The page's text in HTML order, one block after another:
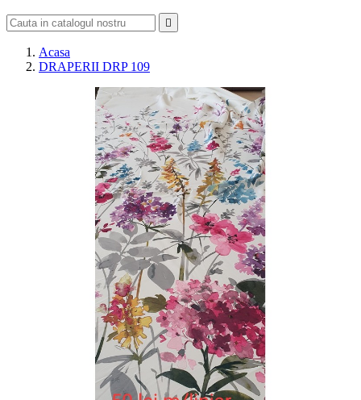

Acasa
DRAPERII DRP 109